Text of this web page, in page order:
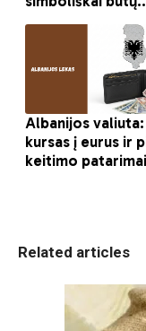
Related articles